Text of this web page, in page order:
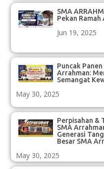
SMA
Pekan
Jun 19, 2025
Puncak
Arrahman:
Semangat
May 30, 2025
Perpisahan &
SMA
Generasi
Besar SMA
May 30, 2025